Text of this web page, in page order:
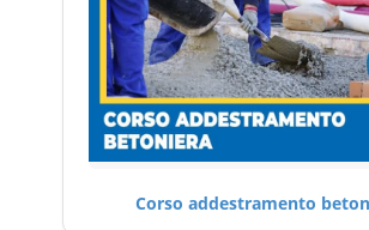
Corso addestramento